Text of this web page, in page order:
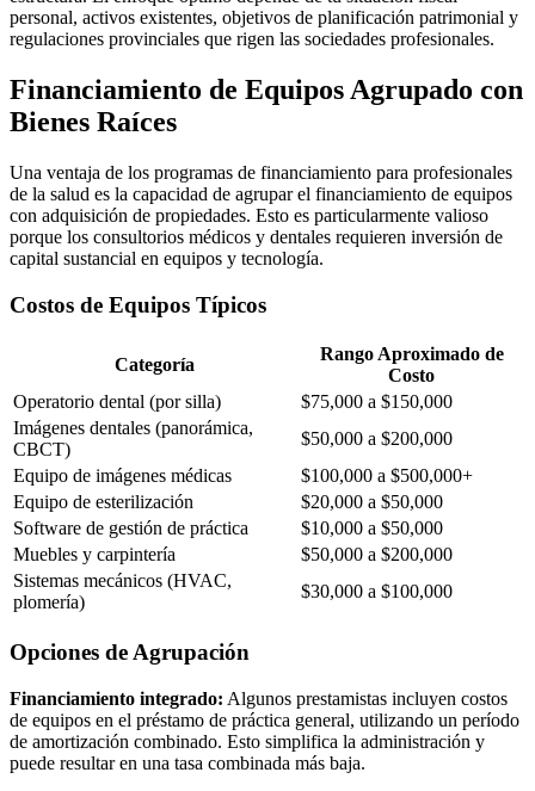
personal, activos existentes, objetivos de planificación patrimonial y
regulaciones provinciales que rigen las sociedades profesionales.
Financiamiento de Equipos Agrupado con
Bienes Raíces
Una ventaja de los programas de financiamiento para profesionales
de la salud es la capacidad de agrupar el financiamiento de equipos
con adquisición de propiedades. Esto es particularmente valioso
porque los consultorios médicos y dentales requieren inversión de
capital sustancial en equipos y tecnología.
Costos de Equipos Típicos
Categoría
Rango Aproximado de
Costo
Operatorio dental (por silla)
$75,000 a $150,000
Imágenes dentales (panorámica,
CBCT)
$50,000 a $200,000
Equipo de imágenes médicas
$100,000 a $500,000+
Equipo de esterilización
$20,000 a $50,000
Software de gestión de práctica
$10,000 a $50,000
Muebles y carpintería
$50,000 a $200,000
Sistemas mecánicos (HVAC,
plomería)
$30,000 a $100,000
Opciones de Agrupación
Financiamiento integrado: Algunos prestamistas incluyen costos
de equipos en el préstamo de práctica general, utilizando un período
de amortización combinado. Esto simplifica la administración y
puede resultar en una tasa combinada más baja.